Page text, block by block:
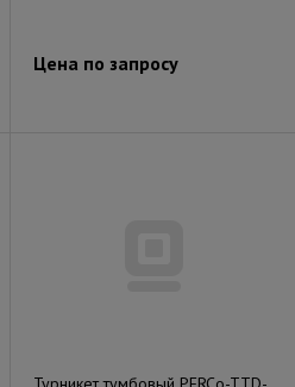
Цена по запросу